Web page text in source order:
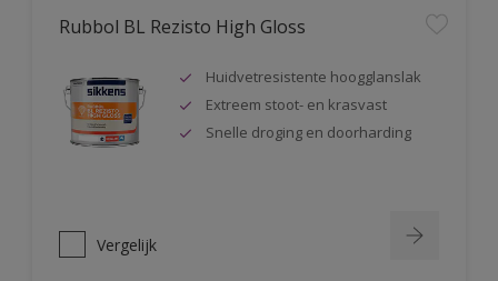
Rubbol BL Rezisto High Gloss
Huidvetresistente hoogglanslak
Extreem stoot- en krasvast
Snelle droging en doorharding
Vergelijk